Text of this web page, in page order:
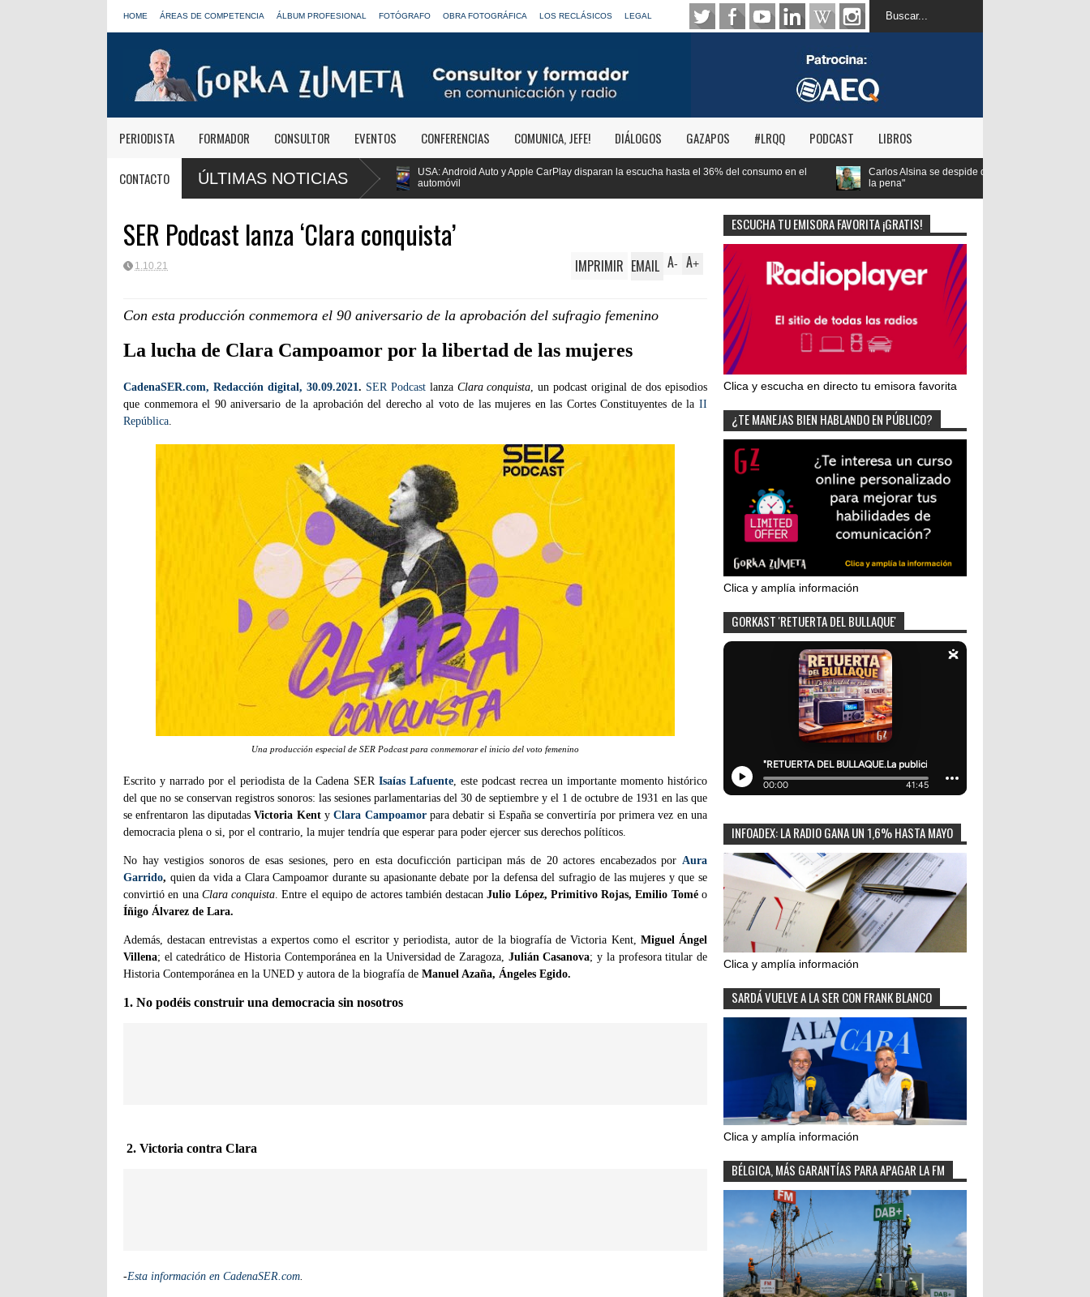
HOME ÁREAS DE COMPETENCIA ÁLBUM PROFESIONAL FOTÓGRAFO OBRA FOTOGRÁFICA LOS RECLÁSICOS LEGAL
PERIODISTA FORMADOR CONSULTOR EVENTOS CONFERENCIAS COMUNICA, JEFE! DIÁLOGOS GAZAPOS #LRQQ PODCAST LIBROS
CONTACTO ÚLTIMAS NOTICIAS
USA: Android Auto y Apple CarPlay disparan la escucha hasta el 36% del consumo en el
automóvil
Carlos Alsina se despide de las mañanas informativas de Onda Cero: "El viaje mereció
SER Podcast lanza ‘Clara conquista’
1.10.21 A+
A-
IMPRIMIR EMAIL
Con esta producción conmemora el 90 aniversario de la aprobación del sufragio femenino
La lucha de Clara Campoamor por la libertad de las mujeres
CadenaSER.com, Redacción digital, 30.09.2021. SER Podcastlanza Clara conquista , un podcast original de dos episodios
que conmemora el 90 aniversario de la aprobación del derecho al voto de las mujeres en las Cortes Constituyentes de la II
República
Una producción especial de SER Podcast para conmemorar el inicio del voto femenino
Escrito y narrado por el periodista de la Cadena SER Isaías Lafuente, este podcast recrea un importante momento histórico
del que no se conservan registros sonoros: las sesiones parlamentarias del 30 de septiembre y el 1 de octubre de 1931 en las que
se enfrentaron las diputadasVictoria KentyClara Campoamorpara debatir si España se convertiría por primera vez en una
democracia plena o si, por el contrario, la mujer tendría que esperar para poder ejercer sus derechos políticos.
No hay vestigios sonoros de esas sesiones, pero en esta docuficción participan más de 20 actores encabezados por Aura
Garrido, quien da vida a Clara Campoamor durante su apasionante debate por la defensa del sufragio de las mujeres y que se
convirtió en una Clara conquista . Entre el equipo de actores también destacanJulio López, Primitivo Rojas, Emilio Toméo
Íñigo Álvarez de Lara.
Además, destacan entrevistas a expertos como el escritor y periodista, autor de la biografía de Victoria Kent, Miguel Ángel
Villena; el catedrático de Historia Contemporánea en la Universidad de Zaragoza, Julián Casanova; y la profesora titular de
Historia Contemporánea en la UNED y autora de la biografía de Manuel Azaña, Ángeles Egido.
1. No podéis construir una democracia sin nosotros
2. Victoria contra Clara
-Esta información en CadenaSER.com
ESCUCHA TU EMISORA FAVORITA ¡GRATIS!
Clica y escucha en directo tu emisora favorita
¿TE MANEJAS BIEN HABLANDO EN PÚBLICO?
Clica y amplía información
GORKAST 'RETUERTA DEL BULLAQUE'
INFOADEX: LA RADIO GANA UN 1,6% HASTA MAYO
Clica y amplía información
SARDÁ VUELVE A LA SER CON FRANK BLANCO
Clica y amplía información
BÉLGICA, MÁS GARANTÍAS PARA APAGAR LA FM